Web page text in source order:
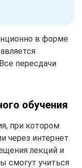
в форме
пересдачи
обучения
при котором
через интернет.
лекций и
смогут учиться